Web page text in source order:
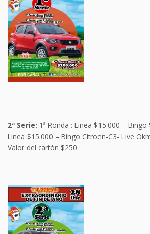
2ª Serie: 1ª Ronda : Linea $15.000 – Bingo
Linea $15.000 – Bingo Citroen-C3- Live
Valor del cartón $250